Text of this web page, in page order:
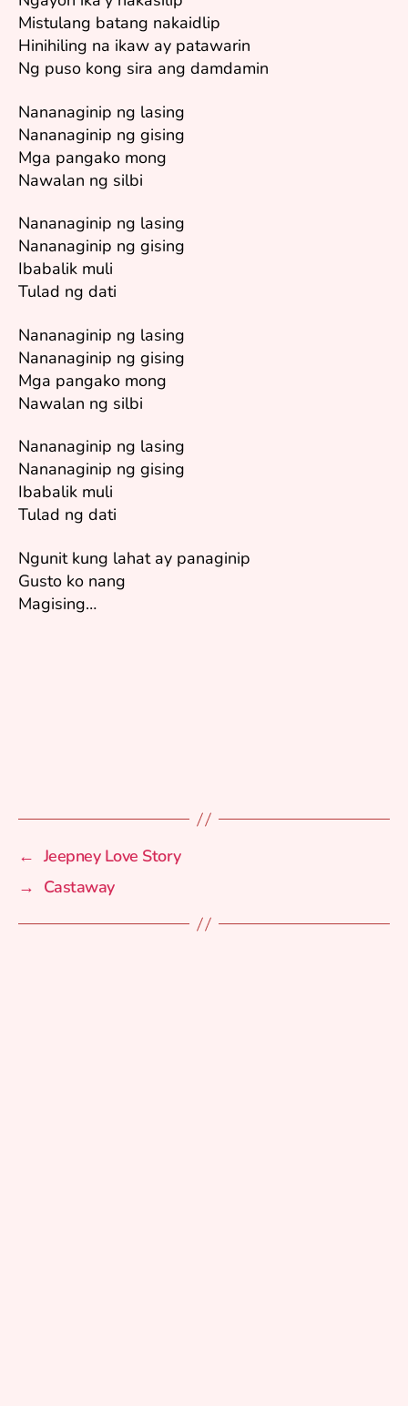
Mistulang batang nakaidlip
Hinihiling na ikaw ay patawarin
Ng puso kong sira ang damdamin
Nananaginip ng lasing
Nananaginip ng gising
Mga pangako mong
Nawalan ng silbi
Nananaginip ng lasing
Nananaginip ng gising
Ibabalik muli
Tulad ng dati
Nananaginip ng lasing
Nananaginip ng gising
Mga pangako mong
Nawalan ng silbi
Nananaginip ng lasing
Nananaginip ng gising
Ibabalik muli
Tulad ng dati
Ngunit kung lahat ay panaginip
Gusto ko nang
Magising…
← Jeepney Love Story
→ Castaway